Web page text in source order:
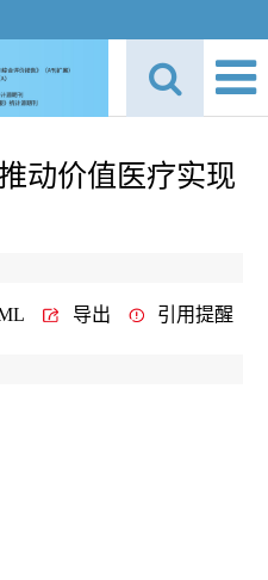
动价值医疗实现
导出 引用提醒